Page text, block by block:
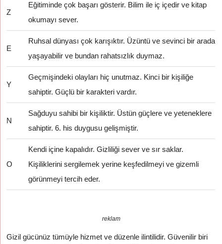
Z
Eğitiminde çok başarı gösterir. Bilim ile iç içedir ve kitap
okumayı sever.
E
Ruhsal dünyası çok karışıktır. Üzüntü ve sevinci bir arada
yaşayabilir ve bundan rahatsızlık duymaz.
Y
Geçmişindeki olayları hiç unutmaz. Kinci bir kişiliğe
sahiptir. Güçlü bir karakteri vardır.
N
Sağduyu sahibi bir kişiliktir. Üstün güçlere ve yeteneklere
sahiptir. 6. his duygusu gelişmiştir.
O
Kendi içine kapalıdır. Gizliliği sever ve sır saklar.
Kişiliklerini sergilemek yerine keşfedilmeyi ve gizemli
görünmeyi tercih eder.
reklam
Gizil gücünüz tümüyle hizmet ve düzenle ilintilidir. Güvenilir biri